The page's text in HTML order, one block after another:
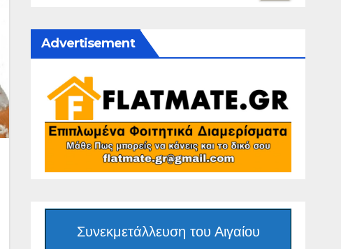
Advertisement
Συνεκμετάλλευση του Αιγαίου